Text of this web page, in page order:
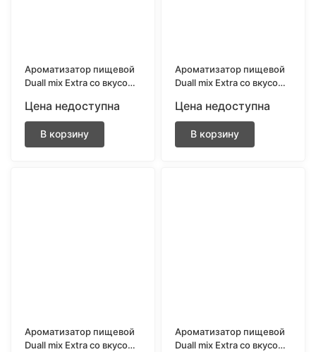
Ароматизатор пищевой
Duall mix Extra со вкусом
Цена недоступна
В корзину
Ароматизатор пищевой
Duall mix Extra со вкусом
эвкалипт 13 мл.
Цена недоступна
В корзину
Ароматизатор пищевой
Duall mix Extra со вкусом
Ароматизатор пищевой
Duall mix Extra со вкусом